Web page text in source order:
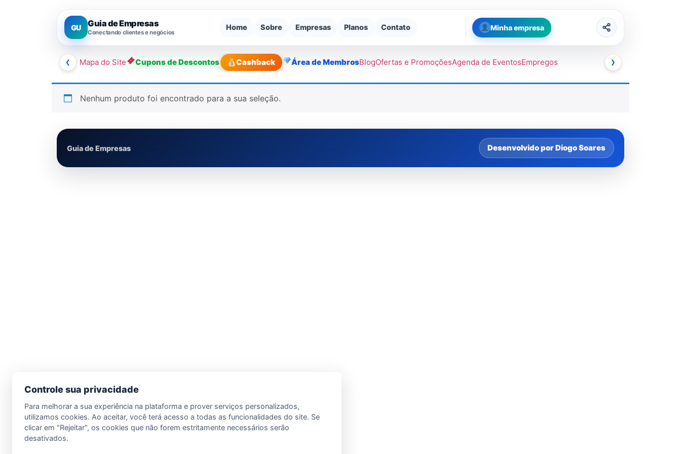
GU Guia de Empresas
Conectando clientes e negócios
Home Sobre Empresas Planos Contato Minha empresa
❮ Mapa do Site Cupons de Descontos Cashback Área de MembrosBlogOfertas e PromoçõesAgenda de EventosEmpregos ❯
Nenhum produto foi encontrado para a sua seleção.
Guia de Empresas Desenvolvido por Diogo Soares
Controle sua privacidade
Para melhorar a sua experiência na plataforma e prover serviços personalizados,
utilizamos cookies. Ao aceitar, você terá acesso a todas as funcionalidades do site. Se
clicar em "Rejeitar", os cookies que não forem estritamente necessários serão
desativados.